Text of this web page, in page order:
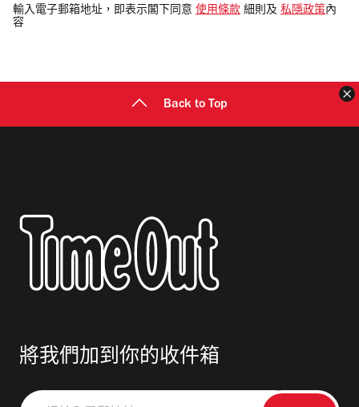
電
郵
輸入電子郵箱地址，即表示閣下同意 使用條款 細則及 私隱政策 內
容
Back to Top
將我們加到你的收件箱
請